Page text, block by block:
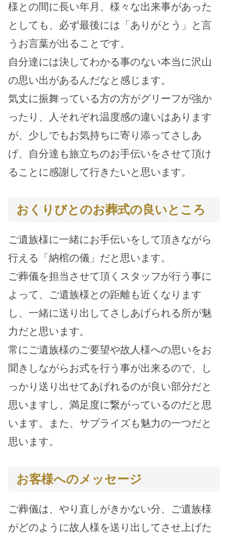
様との間に長い年月、様々な出来事があった
としても、必ず最後には「ありがとう」と言
うお言葉が出ることです。
自分達には決してわかる事のない本当に沢山
の思い出があるんだなと感じます。
気丈に振舞っている方の方がグリーフが強か
ったり、人それぞれ温度感の違いはあります
が、少しでもお気持ちに寄り添ってさしあ
げ、自分達も旅立ちのお手伝いをさせて頂け
ることに感謝して行きたいと思います。
おくりびとのお葬式の良いところ
ご遺族様に一緒にお手伝いをして頂きながら
行える「納棺の儀」だと思います。
ご葬儀を担当させて頂くスタッフが行う事に
よって、ご遺族様との距離も近くなります
し、一緒に送り出してさしあげられる所が魅
力だと思います。
常にご遺族様のご要望や故人様への思いをお
聞きしながらお式を行う事が出来るので、し
っかり送り出せてあげれるのが良い部分だと
思いますし、満足度に繋がっているのだと思
います。また、サプライズも魅力の一つだと
思います。
お客様へのメッセージ
ご葬儀は、やり直しがきかない分、ご遺族様
がどのように故人様を送り出してさせ上げた